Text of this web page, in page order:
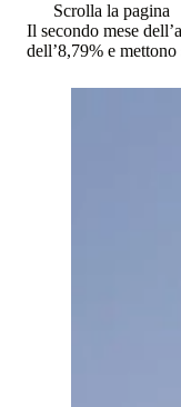
Scrolla la pagina
Il secondo mese
dell’8,79% e